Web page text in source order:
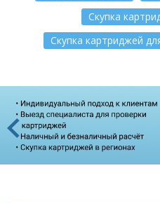
Скупка
Скупка картриджей